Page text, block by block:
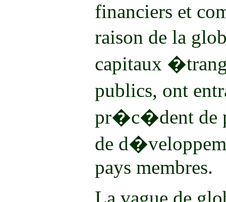
financiers et
raison de la
capitaux
publics, ont
pr�c�dent de
de
pays membres.